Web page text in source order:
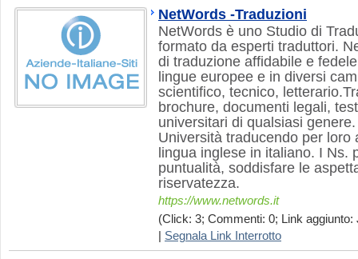
NetWords -Traduzioni
NetWords è uno Studio di
formato da esperti traduttori.
di traduzione affidabile e
lingue europee e in diversi
scientifico, tecnico,
brochure, documenti legali,
universitari di qualsiasi
Università traducendo per loro
lingua inglese in italiano. I Ns.
puntualità, soddisfare le
riservatezza.
https://www.networds.it
(Click: 3; Commenti: 0; Link aggiunto:
Segnala Link Interrotto